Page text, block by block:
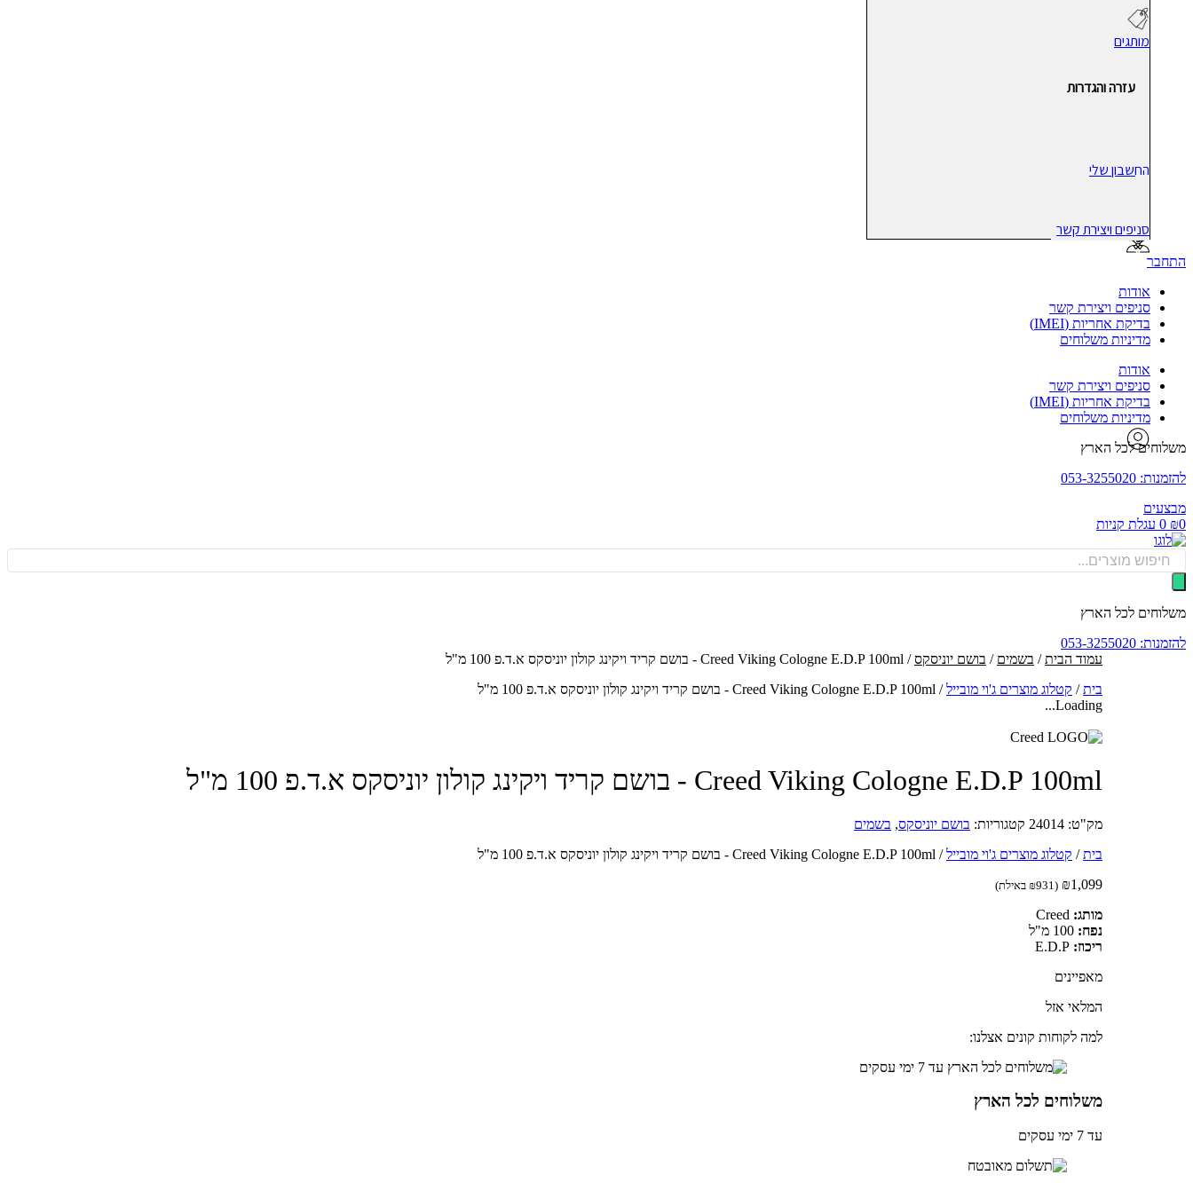
מותגים
עזרה והגדרות
החשבון שלי
סניפים ויצירת קשר
התחבר
אודות
סניפים ויצירת קשר
בדיקת אחריות (IMEI)
מדיניות משלוחים
אודות
סניפים ויצירת קשר
בדיקת אחריות (IMEI)
מדיניות משלוחים
משלוחים לכל הארץ
להזמנות: 053-3255020
מבצעים
₪0
0 עגלת קניות
Products
search
משלוחים לכל הארץ
להזמנות: 053-3255020
עמוד הבית/ בשמים / בושם יוניסקס/ Creed Viking Cologne E.D.P 100ml - בושם קריד ויקינג קולון יוניסקס א.ד.פ 100 מ"ל
בית/ קטלוג מוצרים ג'וי מובייל/ Creed Viking Cologne E.D.P 100ml - בושם קריד ויקינג קולון יוניסקס א.ד.פ 100 מ"ל
Loading...
Creed Viking Cologne E.D.P 100ml - בושם קריד ויקינג קולון יוניסקס א.ד.פ 100 מ"ל
מק"ט: 24014 קטגוריות: בושם יוניסקס, בשמים
בית/ קטלוג מוצרים ג'וי מובייל/ Creed Viking Cologne E.D.P 100ml - בושם קריד ויקינג קולון יוניסקס א.ד.פ 100 מ"ל
₪1,099
(
₪931 באילת)
מותג:
נפח:
ריכוז:
מאפיינים
המלאי אזל
למה לקוחות קונים אצלנו:
משלוחים לכל הארץ
עד 7 ימי עסקים